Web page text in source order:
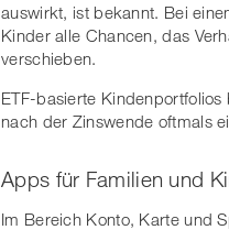
auswirkt, ist bekannt. Bei
Kinder alle Chancen, das
verschieben.
ETF-basierte
nach der Zinswende oftmals
Apps für Familien und
Im Bereich Konto, Karte und